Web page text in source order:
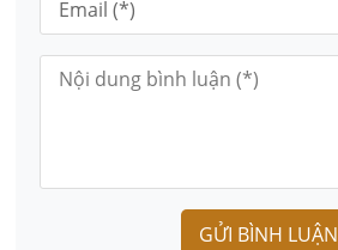
GỬI BÌNH LUẬN